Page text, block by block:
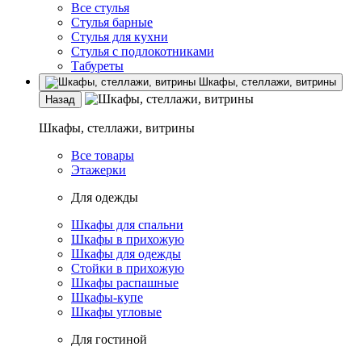
Все стулья
Стулья барные
Стулья для кухни
Стулья с подлокотниками
Табуреты
Шкафы, стеллажи, витрины
Назад
Шкафы, стеллажи, витрины
Все товары
Этажерки
Для одежды
Шкафы для спальни
Шкафы в прихожую
Шкафы для одежды
Стойки в прихожую
Шкафы распашные
Шкафы-купе
Шкафы угловые
Для гостиной